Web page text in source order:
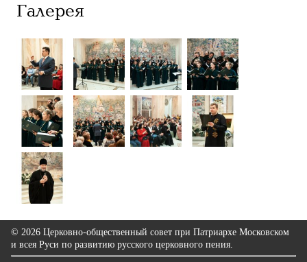
Галерея
© 2026 Церковно-общественный совет при Патриархе Московском
и всея Руси по развитию русского церковного пения.